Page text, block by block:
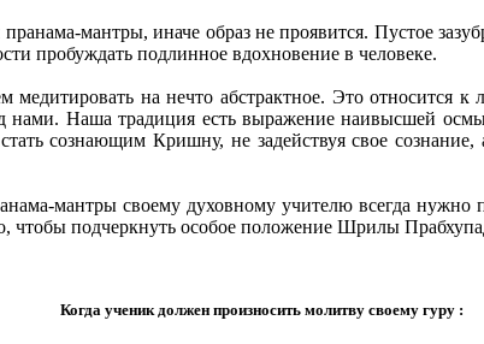
мантры, иначе образ не проявится. Пустое
пробуждать подлинное вдохновение в человеке.
на нечто абстрактное. Это
нами. Наша традиция есть выражение наивысшей
сознающим Кришну, не задействуя свое
мантры своему духовному учителю всегда нужно
чтобы подчеркнуть особое положение Шрилы
Когда ученик должен произносить молитву своему гуру :